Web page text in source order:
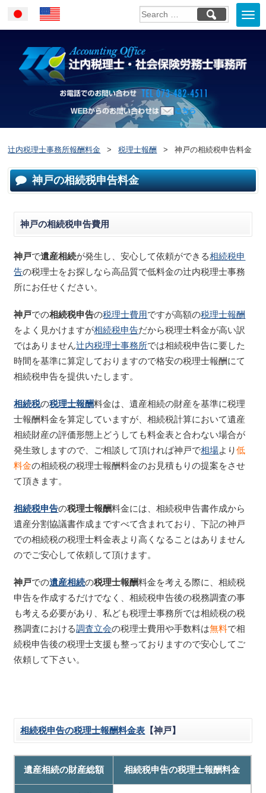
JapaneseEnglish
お電話でのお
WEBからのお問い合わせはこ
辻内税理士事務所報酬料金 > 税理士報酬 > 神戸の相続税申告料金
神戸の相続税申告料金
神戸の相続税申告費用
神戸で遺産相続が発生し、安心して依頼ができる相続税申
告の税理士をお探しなら高品質で低料金の辻内税理士事務
所にお任せください。
神戸での相続税申告の税理士費用ですが高額の税理士報酬
をよく見かけますが相続税申告だから税理士料金が高い訳
ではありません辻内税理士事務所では相続税申告に要した
時間を基準に算定しておりますので格安の税理士報酬にて
相続税申告を提供いたします。
相続税の税理士報酬料金は、遺産相続の財産を基準に税理
士報酬料金を算定していますが、相続税計算において遺産
相続財産の評価形態上どうしても料金表と合わない場合が
発生致しますので、ご相談して頂ければ神戸で相場より低
料金の相続税の税理士報酬料金のお見積もりの提案をさせ
て頂きます。
相続税申告の税理士報酬料金には、相続税申告書作成から
遺産分割協議書作成まですべて含まれており、下記の神戸
での相続税の税理士料金表より高くなることはありません
のでご安心して依頼して頂けます。
神戸での遺産相続の税理士報酬料金を考える際に、相続税
申告を作成するだけでなく、相続税申告後の税務調査の事
も考える必要があり、私ども税理士事務所では相続税の税
務調査における調査立会の税理士費用や手数料は無料で相
続税申告後の税理士支援も整っておりますので安心してご
依頼して下さい。
相続税申告の税理士報酬料金表 【神戸】
遺産相続の財産総額 相続税申告の税理士報酬料金